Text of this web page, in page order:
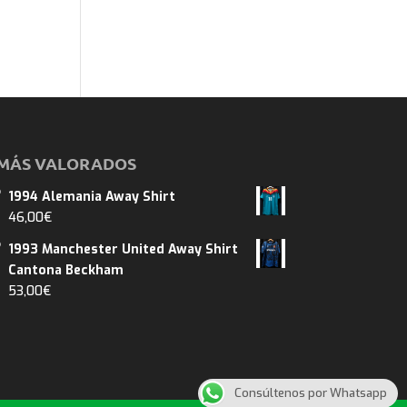
VALORADOS
1994 Alemania Away Shirt
46,00€
1993 Manchester United Away Shirt
Cantona Beckham
53,00€
Consúltenos por Whatsapp